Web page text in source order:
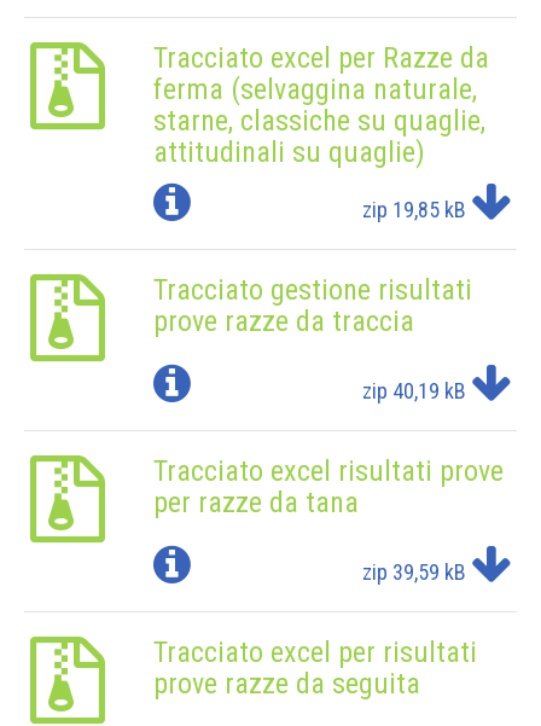
Tracciato excel per Razze da
ferma (selvaggina naturale,
starne, classiche su quaglie,
attitudinali su quaglie)
zip 19,85 kB
Tracciato gestione risultati
prove razze da traccia
zip 40,19 kB
Tracciato excel risultati prove
per razze da tana
zip 39,59 kB
Tracciato excel per risultati
prove razze da seguita